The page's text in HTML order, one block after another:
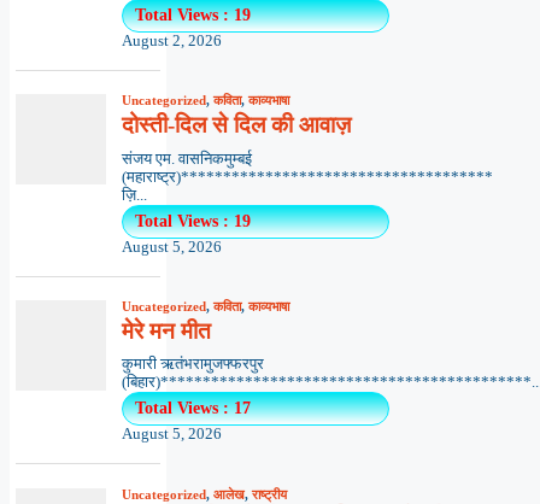
Total Views : 19
August 2, 2026
Uncategorized,कविता,काव्यभाषा
दोस्ती-दिल से दिल की आवाज़
संजय एम. वासनिकमुम्बई
(महाराष्ट्र)*************************************
ज़ि...
Total Views : 19
August 5, 2026
Uncategorized,कविता,काव्यभाषा
मेरे मन मीत
कुमारी ऋतंभरामुजफ्फरपुर
Total Views : 17
August 5, 2026
Uncategorized, आलेख,राष्ट्रीय